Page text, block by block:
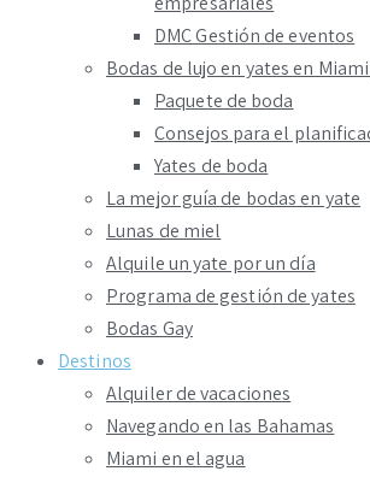
DMC Gestión de eventos
Bodas de lujo en yates en
Paquete de boda
Consejos para el
Yates de boda
La mejor guía de bodas en yate
Lunas de miel
Alquile un yate por un día
Programa de gestión de yates
Bodas Gay
Destinos
Alquiler de vacaciones
Navegando en las Bahamas
Miami en el agua